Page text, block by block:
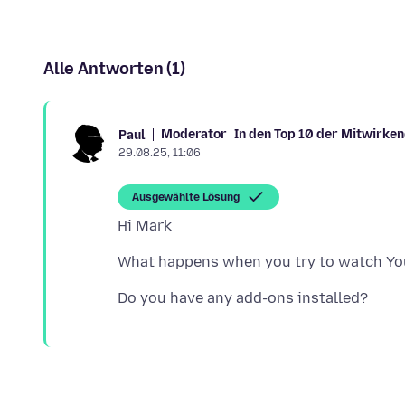
Alle Antworten (1)
Paul Moderator In den Top 10 der
29.08.25, 11:06
Ausgewählte Lösung